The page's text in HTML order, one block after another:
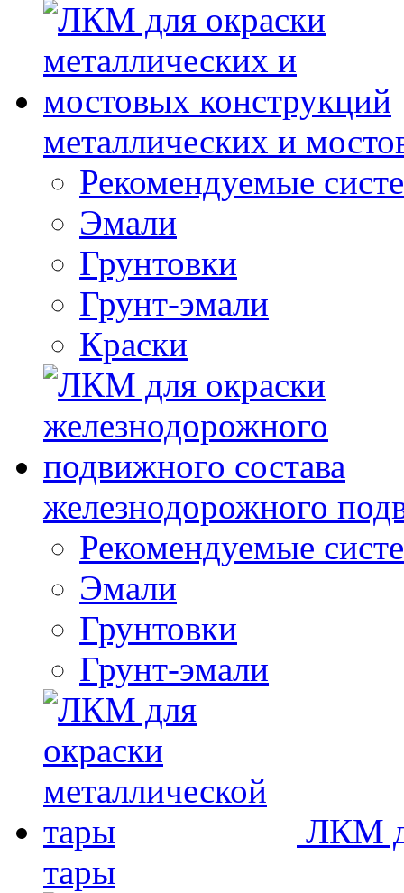
металлических и
Рекомендуемые
Эмали
Грунтовки
Грунт-эмали
Краски
железнодорожного
Рекомендуемые
Эмали
Грунтовки
Грунт-эмали
ЛКМ
тары